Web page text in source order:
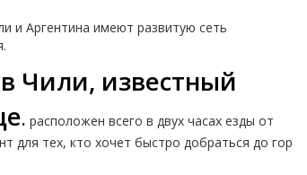
и Аргентина имеют развитую сеть
Чили, известный
. расположен всего в двух часах езды от
для тех, кто хочет быстро добраться до гор